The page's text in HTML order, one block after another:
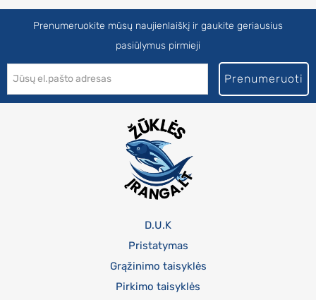
Prenumeruokite mūsų naujienlaiškį ir gaukite geriausius
pasiūlymus pirmieji
Prenumeruoti
D.U.K
Pristatymas
Grąžinimo taisyklės
Pirkimo taisyklės